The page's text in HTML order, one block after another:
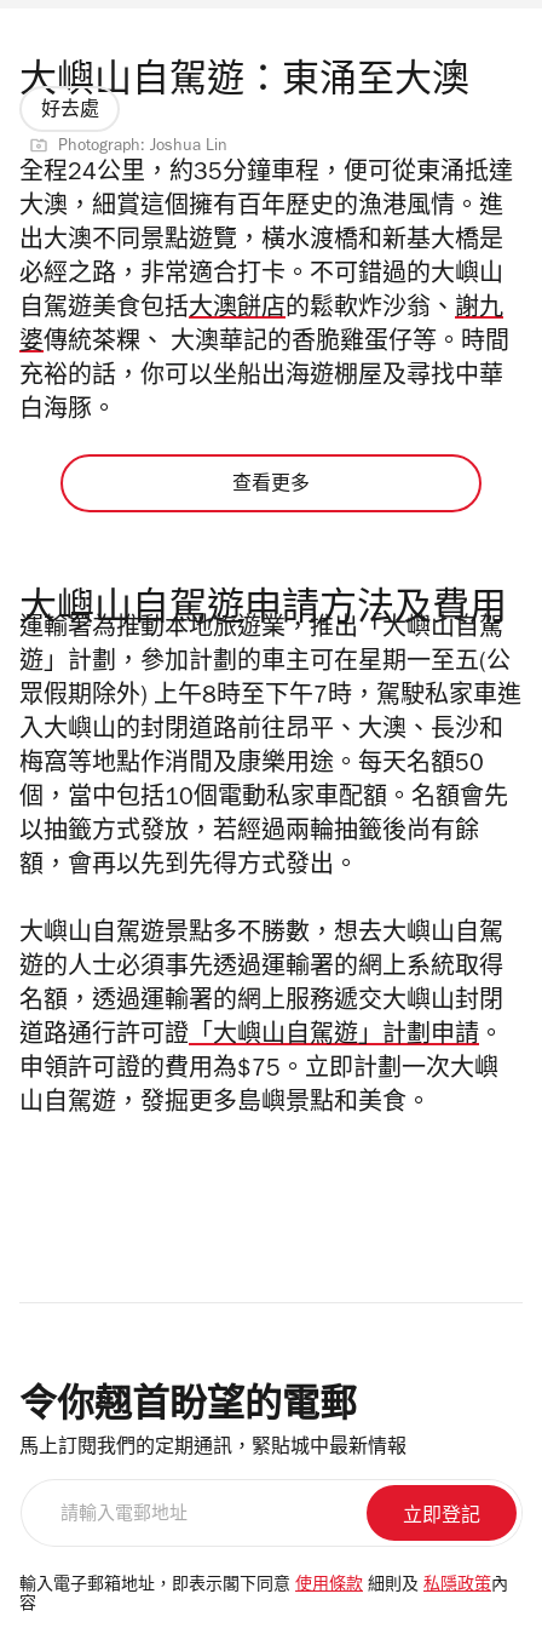
大嶼山自駕遊：東涌至大澳
好去處
Photograph: Joshua Lin
全程24公里，約35分鐘車程，便可從東涌抵達
大澳，細賞這個擁有百年歷史的漁港風情。進
出大澳不同景點遊覽，橫水渡橋和新基大橋是
必經之路，非常適合打卡。不可錯過的大嶼山
自駕遊美食包括大澳餅店的鬆軟炸沙翁、 謝九
婆傳統茶粿、 大澳華記的香脆雞蛋仔等。時間
充裕的話，你可以坐船出海遊棚屋及尋找中華
白海豚。
查看更多
大嶼山自駕遊申請方法及費用
運輸署為推動本地旅遊業，推出「 大嶼山自駕
遊」計劃，參加計劃的車主可在星期一至五(公
眾假期除外) 上午8時至下午7時，駕駛私家車進
入大嶼山的封閉道路前往昂平、大澳、長沙和
梅窩等地點作消閒及康樂用途。每天名額50
個，當中包括10個電動私家車配額。名額會先
以抽籤方式發放，若經過兩輪抽籤後尚有餘
額，會再以先到先得方式發出。
大嶼山自駕遊景點多不勝數， 想去大嶼山自駕
遊的人士必須事先透過運輸署的網上系統取得
名額，透過運輸署的網上服務遞交大嶼山封閉
道路通行許可證「大嶼山自駕遊」計劃申請 。
申領許可證的費用為$75。立即計劃一次大嶼
山自駕遊 ，發掘更多島嶼景點和美食。
令你翹首盼望的電郵
馬上訂閱我們的定期通訊，緊貼城中最新情報
電
郵
輸入電子郵箱地址，即表示閣下同意 使用條款 細則及 私隱政策 內
容